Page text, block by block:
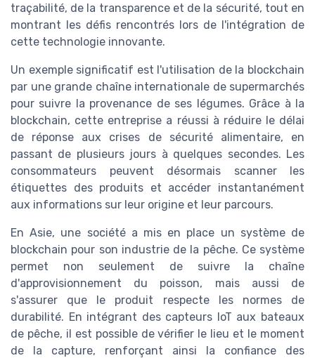
traçabilité, de la transparence et de la sécurité, tout en
montrant les défis rencontrés lors de l'intégration de
cette technologie innovante.
Un exemple significatif est l'utilisation de la blockchain
par une grande chaîne internationale de supermarchés
pour suivre la provenance de ses légumes. Grâce à la
blockchain, cette entreprise a réussi à réduire le délai
de réponse aux crises de sécurité alimentaire, en
passant de plusieurs jours à quelques secondes. Les
consommateurs peuvent désormais scanner les
étiquettes des produits et accéder instantanément
aux informations sur leur origine et leur parcours.
En Asie, une société a mis en place un système de
blockchain pour son industrie de la pêche. Ce système
permet non seulement de suivre la chaîne
d'approvisionnement du poisson, mais aussi de
s'assurer que le produit respecte les normes de
durabilité. En intégrant des capteurs IoT aux bateaux
de pêche, il est possible de vérifier le lieu et le moment
de la capture, renforçant ainsi la confiance des